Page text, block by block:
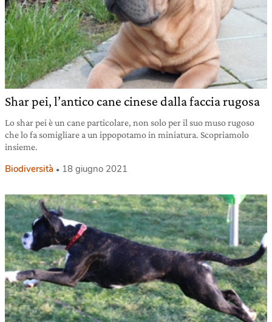
Shar pei, l’antico cane cinese dalla faccia rugosa
Lo shar pei è un cane particolare, non solo per il suo muso rugoso
che lo fa somigliare a un ippopotamo in miniatura. Scopriamolo
insieme.
Biodiversità 18 giugno 2021